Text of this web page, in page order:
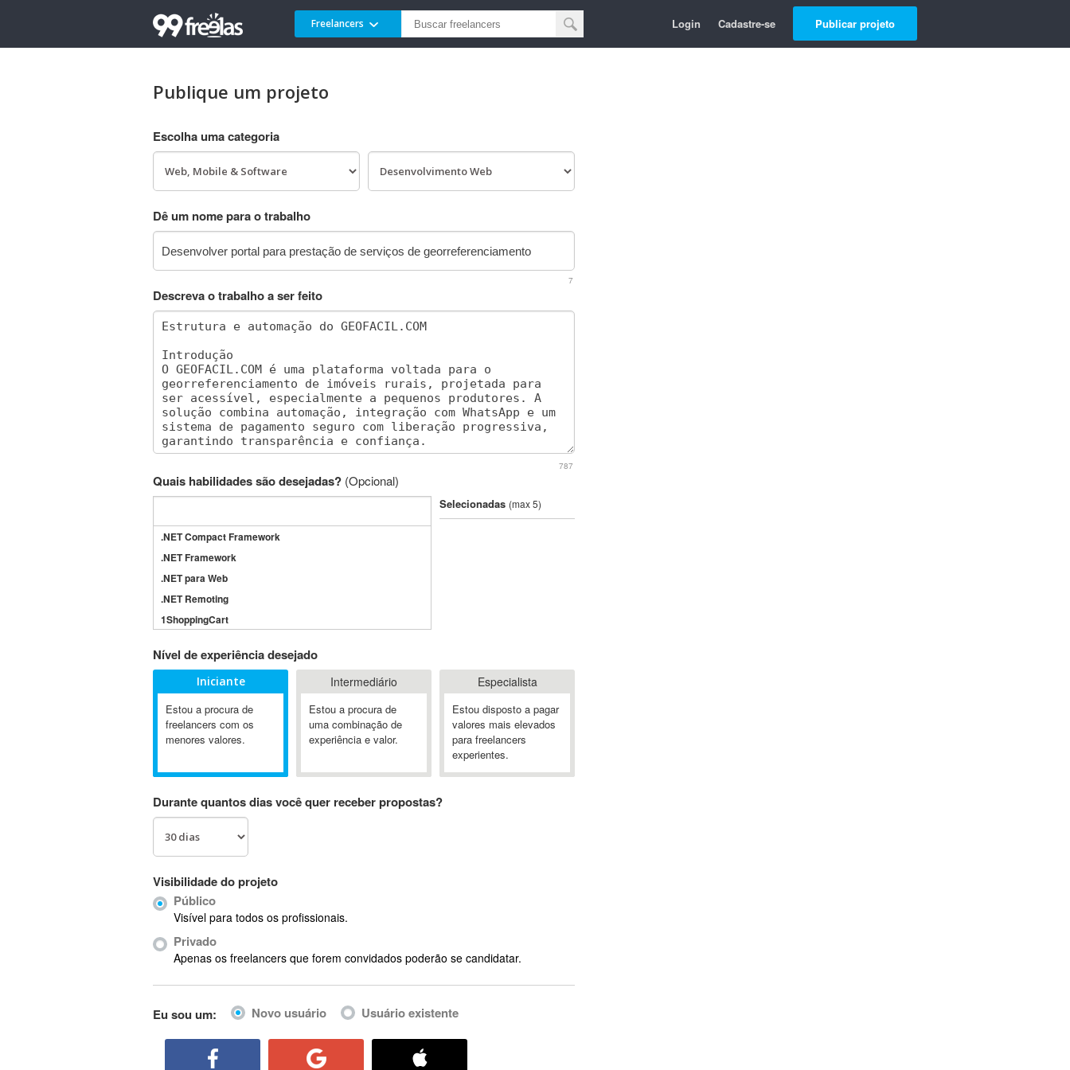
Freelancers Login Cadastre-se Publicar projeto
Publique um projeto
Escolha uma categoria
Dê um nome para o trabalho
7
Descreva o trabalho a ser feito
787
Quais habilidades são desejadas? (Opcional)
.NET Compact Framework
.NET Framework
.NET para Web
.NET Remoting
1ShoppingCart
3GSM
4D Dimension
802.11
A&P
A-GPS
Ab Initio
ABIS
AbleCommerce
Ableton Live
Abstract Window Toolkit (AWT)
Selecionadas (max 5)
Nível de experiência desejado
Iniciante
Estou a procura de
freelancers com os
menores valores.
Intermediário
Estou a procura de
uma combinação de
experiência e valor.
Especialista
Estou disposto a pagar
valores mais elevados
para freelancers
experientes.
Durante quantos dias você quer receber propostas?
Visibilidade do projeto
Público
Visível para todos os profissionais.
Privado
Apenas os freelancers que forem convidados poderão se candidatar.
Eu sou um: Novo usuário Usuário existente